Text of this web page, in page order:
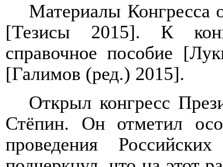
Материалы Конгресса
[Тезисы 2015]. К
справочное пособие
[Галимов (ред.) 2015].
Открыл конгресс
Стёпин. Он отметил
проведения